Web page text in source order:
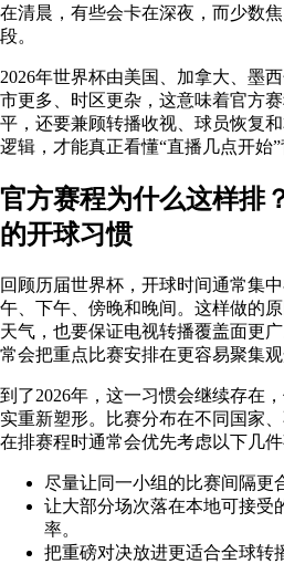
在清晨，有些会卡在深夜，而少数
段。
2026年世界杯由美国、加拿大、墨
市更多、时区更杂，这意味着官方
平，还要兼顾转播收视、球员恢复
逻辑，才能真正看懂“直播几点开始”
官方赛程为什么这样排
的开球习惯
回顾历届世界杯，开球时间通常集
午、下午、傍晚和晚间。这样做的
天气，也要保证电视转播覆盖面更
常会把重点比赛安排在更容易聚集观
到了2026年，这一习惯会继续存在
实重新塑形。比赛分布在不同国家
在排赛程时通常会优先考虑以下几件
尽量让同一小组的比赛间隔更
让大部分场次落在本地可接受
率。
把重磅对决放进更适合全球转